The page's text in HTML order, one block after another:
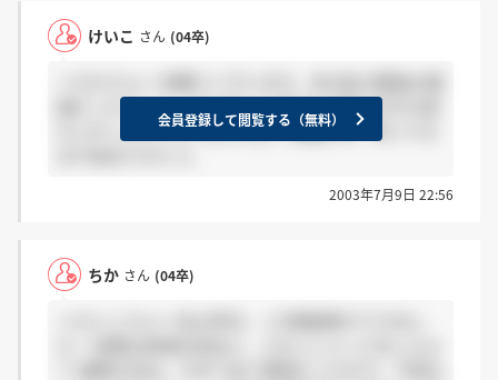
けいこ さん (04卒)
接だったらしく、みんないい子たちで選ぶのが大変
だとおっしゃっていましたよ。来週かぁ、待ってみ
会員登録して閲覧する（無料）
2003年7月9日 22:56
ちか さん (04卒)